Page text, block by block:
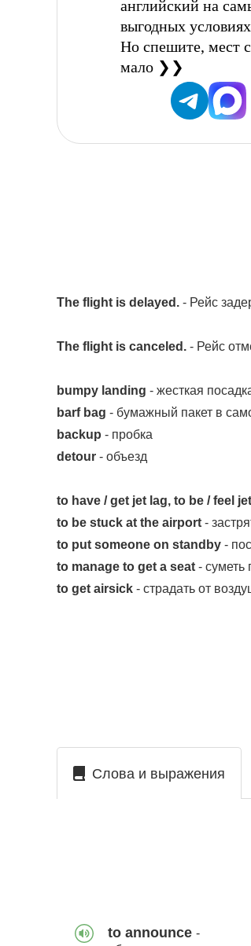
английский на
выгодных
Но спешите, мест
мало ❯❯
The flight is delayed. - Рейс
The flight is canceled. - Рейс
bumpy landing - жесткая
barf bag - бумажный пакет в
backup - пробка
detour - объезд
to have / get jet lag, to be / feel
to be stuck at the airport -
to put someone on standby -
to manage to get a seat - суметь
to get airsick - страдать от
Слова и выражения
to announce -